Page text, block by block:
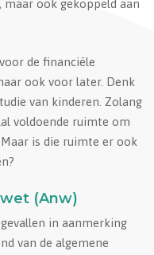
maar ook gekoppeld aan
de financiële
ook voor later. Denk
van kinderen. Zolang
voldoende ruimte om
is die ruimte er ook
(Anw)
in aanmerking
van de algemene